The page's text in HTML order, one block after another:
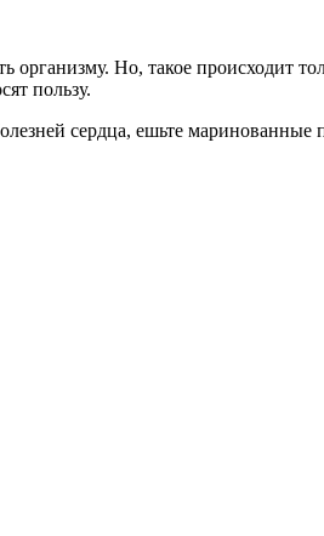
Но, такое происходит
пользу.
сердца, ешьте маринованные